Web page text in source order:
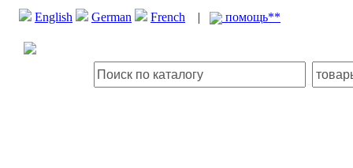
English German French | помощь**